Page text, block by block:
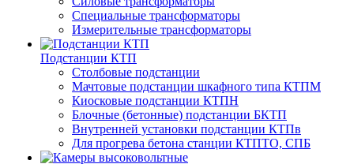
Специальные трансформаторы
Измерительные трансформаторы
Подстанции КТП
Столбовые подстанции
Мачтовые подстанции шкафного типа КТПМ
Киосковые подстанции КТПН
Блочные (бетонные) подстанции БКТП
Внутренней установки подстанции КТПв
Для прогрева бетона станции КТПТО, СПБ